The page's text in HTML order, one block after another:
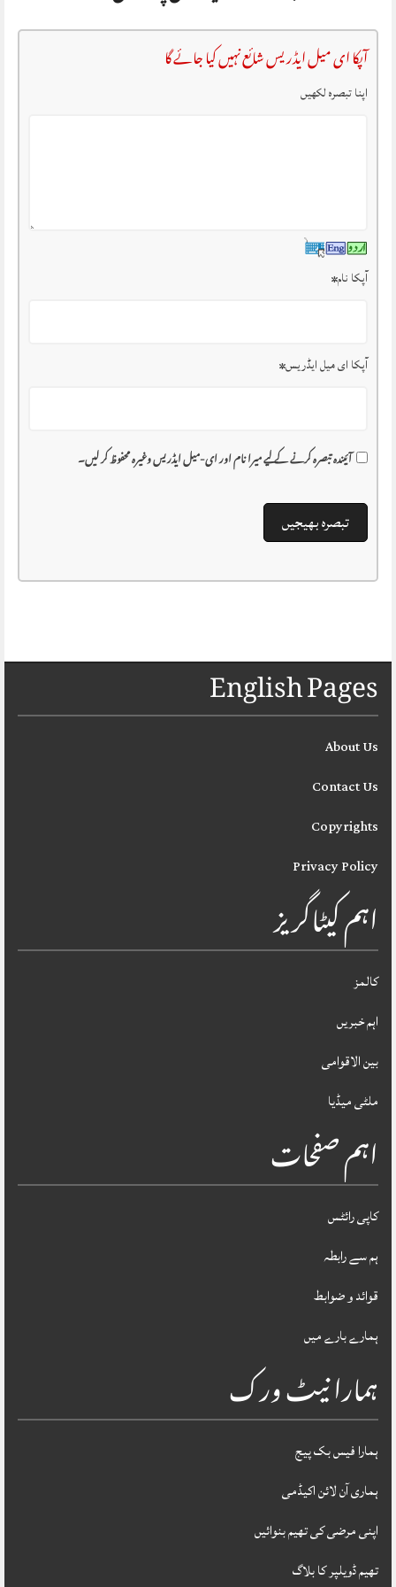
آپکا ای میل ایڈریس شائع نہیں کیا جائے گا
اپنا تبصرہ لکھیں
آپکا نام*
آپکا ای میل ایڈریس*
آئیندہ تبصرہ کرنے کے لیے میرا نام اور ای-میل ایڈریس وغیرہ محفوظ کر لیں۔
English Pages
About Us
Contact Us
Copyrights
Privacy Policy
اہم کیٹاگریز
کالمز
اہم خبریں
بین الاقوامی
ملٹی میڈیا
اہم صفحات
کاپی رائٹس
ہم سے رابطہ
قوائد و ضوابط
ہمارے بارے میں
ہمارا نیٹ ورک
ہمارا فیس بک پیج
ہماری آن لائن اکیڈمی
اپنی مرضی کی تھیم بنوائیں
تھیم ڈویلپر کا بلاگ